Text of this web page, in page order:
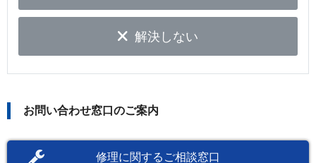
解決しない
お問い合わせ窓口のご案内
修理に関するご相談窓口